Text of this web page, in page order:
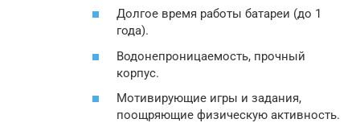
Долгое время работы батареи (до 1
года).
Водонепроницаемость, прочный
корпус.
Мотивирующие игры и задания,
поощряющие физическую активность.